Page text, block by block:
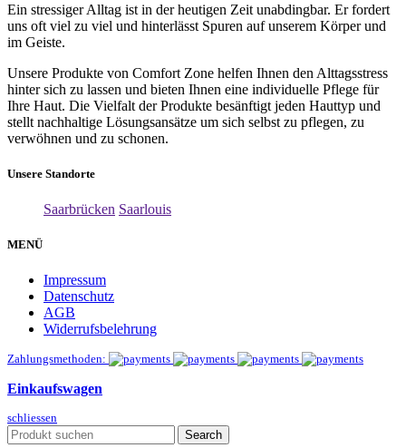
Ein stressiger Alltag ist in der heutigen Zeit unabdingbar. Er fordert
uns oft viel zu viel und hinterlässt Spuren auf unserem Körper und
im Geiste.
Unsere Produkte von Comfort Zone helfen Ihnen den Alttagsstress
hinter sich zu lassen und bieten Ihnen eine individuelle Pflege für
Ihre Haut. Die Vielfalt der Produkte besänftigt jeden Hauttyp und
stellt nachhaltige Lösungsansätze um sich selbst zu pflegen, zu
verwöhnen und zu schonen.
Unsere Standorte
Saarbrücken Saarlouis
MENÜ
Impressum
Datenschutz
AGB
Widerrufsbelehrung
Zahlungsmethoden:
Einkaufswagen
schliessen
Search